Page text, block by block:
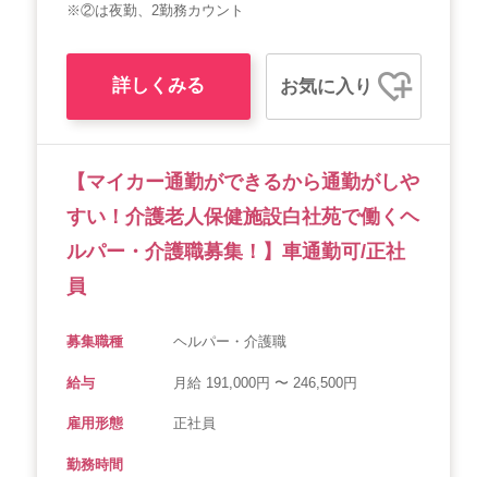
※②は夜勤、2勤務カウント
詳しくみる お気に入り
【マイカー通勤ができるから通勤がしや
すい！介護老人保健施設白社苑で働くヘ
ルパー・介護職募集！】車通勤可/正社
員
募集職種 ヘルパー・介護職
給与 月給 191,000円 〜 246,500円
雇用形態 正社員
勤務時間